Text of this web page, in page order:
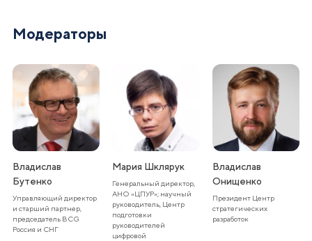
Модераторы
Владислав
Бутенко
Управляющий директор
и старший партнер,
председатель BCG
Россия и СНГ
Мария Шклярук
Генеральный директор,
АНО «ЦПУР»; научный
руководитель, Центр
подготовки
руководителей
цифровой
Владислав
Онищенко
Президент Центр
стратегических
разработок